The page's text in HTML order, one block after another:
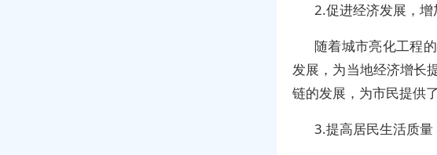
2.促进经济发展，增
随着城市亮化工程
发展，为当地经济增长
链的发展，为市民提供
3.提高居民生活质